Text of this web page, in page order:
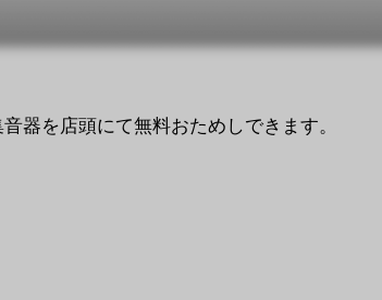
器を店頭にて無料おためしできます。